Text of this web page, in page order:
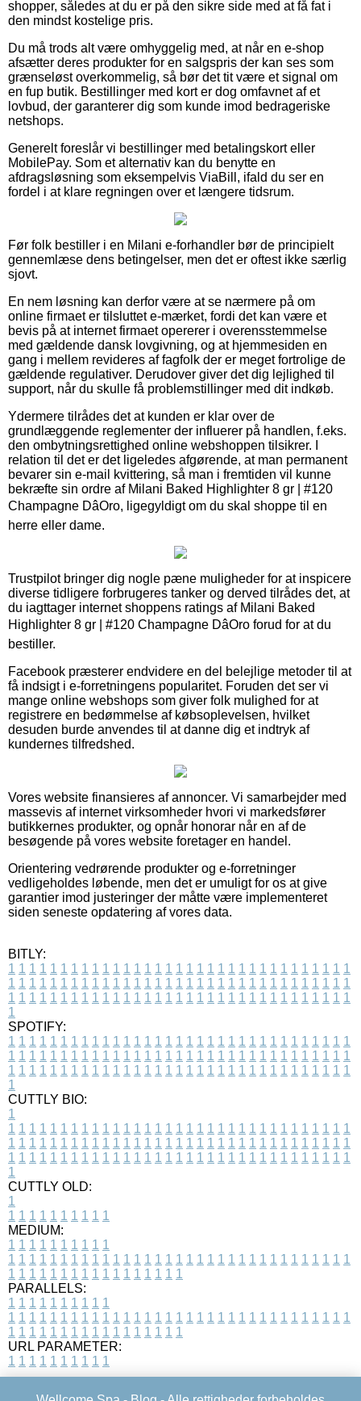
shopper, således at du er på den sikre side med at få fat i
den mindst kostelige pris.
Du må trods alt være omhyggelig med, at når en e-shop
afsætter deres produkter for en salgspris der kan ses som
grænseløst overkommelig, så bør det tit være et signal om
en fup butik. Bestillinger med kort er dog omfavnet af et
lovbud, der garanterer dig som kunde imod bedrageriske
netshops.
Generelt foreslår vi bestillinger med betalingskort eller
MobilePay. Som et alternativ kan du benytte en
afdragsløsning som eksempelvis ViaBill, ifald du ser en
fordel i at klare regningen over et længere tidsrum.
Før folk bestiller i en Milani e-forhandler bør de principielt
gennemlæse dens betingelser, men det er oftest ikke særlig
sjovt.
En nem løsning kan derfor være at se nærmere på om
online firmaet er tilsluttet e-mærket, fordi det kan være et
bevis på at internet firmaet opererer i overensstemmelse
med gældende dansk lovgivning, og at hjemmesiden en
gang i mellem revideres af fagfolk der er meget fortrolige de
gældende regulativer. Derudover giver det dig lejlighed til
support, når du skulle få problemstillinger med dit indkøb.
Ydermere tilrådes det at kunden er klar over de
grundlæggende reglementer der influerer på handlen, f.eks.
den ombytningsrettighed online webshoppen tilsikrer. I
relation til det er det ligeledes afgørende, at man permanent
bevarer sin e-mail kvittering, så man i fremtiden vil kunne
bekræfte sin ordre af Milani Baked Highlighter 8 gr | #120
Champagne DâOro, ligegyldigt om du skal shoppe til en
herre eller dame.
Trustpilot bringer dig nogle pæne muligheder for at inspicere
diverse tidligere forbrugeres tanker og derved tilrådes det, at
du iagttager internet shoppens ratings af Milani Baked
Highlighter 8 gr | #120 Champagne DâOro forud for at du
bestiller.
Facebook præsterer endvidere en del belejlige metoder til at
få indsigt i e-forretningens popularitet. Foruden det ser vi
mange online webshops som giver folk mulighed for at
registrere en bedømmelse af købsoplevelsen, hvilket
desuden burde anvendes til at danne dig et indtryk af
kundernes tilfredshed.
Vores website finansieres af annoncer. Vi samarbejder med
massevis af internet virksomheder hvori vi markedsfører
butikkernes produkter, og opnår honorar når en af de
besøgende på vores website foretager en handel.
Orientering vedrørende produkter og e-forretninger
vedligeholdes løbende, men det er umuligt for os at give
garantier imod justeringer der måtte være implementeret
siden seneste opdatering af vores data.
BITLY:
1 1 1 1 1 1 1 1 1 1 1 1 1 1 1 1 1 1 1 1 1 1 1 1 1 1 1 1 1 1 1 1 1
1 1 1 1 1 1 1 1 1 1 1 1 1 1 1 1 1 1 1 1 1 1 1 1 1 1 1 1 1 1 1 1 1
1 1 1 1 1 1 1 1 1 1 1 1 1 1 1 1 1 1 1 1 1 1 1 1 1 1 1 1 1 1 1 1 1
1
SPOTIFY:
1 1 1 1 1 1 1 1 1 1 1 1 1 1 1 1 1 1 1 1 1 1 1 1 1 1 1 1 1 1 1 1 1
1 1 1 1 1 1 1 1 1 1 1 1 1 1 1 1 1 1 1 1 1 1 1 1 1 1 1 1 1 1 1 1 1
1 1 1 1 1 1 1 1 1 1 1 1 1 1 1 1 1 1 1 1 1 1 1 1 1 1 1 1 1 1 1 1 1
1
CUTTLY BIO:
1
1 1 1 1 1 1 1 1 1 1 1 1 1 1 1 1 1 1 1 1 1 1 1 1 1 1 1 1 1 1 1 1 1
1 1 1 1 1 1 1 1 1 1 1 1 1 1 1 1 1 1 1 1 1 1 1 1 1 1 1 1 1 1 1 1 1
1 1 1 1 1 1 1 1 1 1 1 1 1 1 1 1 1 1 1 1 1 1 1 1 1 1 1 1 1 1 1 1 1
1
CUTTLY OLD:
1
1 1 1 1 1 1 1 1 1 1
MEDIUM:
1 1 1 1 1 1 1 1 1 1
1 1 1 1 1 1 1 1 1 1 1 1 1 1 1 1 1 1 1 1 1 1 1 1 1 1 1 1 1 1 1 1 1
1 1 1 1 1 1 1 1 1 1 1 1 1 1 1 1 1
PARALLELS:
1 1 1 1 1 1 1 1 1 1
1 1 1 1 1 1 1 1 1 1 1 1 1 1 1 1 1 1 1 1 1 1 1 1 1 1 1 1 1 1 1 1 1
1 1 1 1 1 1 1 1 1 1 1 1 1 1 1 1 1
URL PARAMETER:
1 1 1 1 1 1 1 1 1 1